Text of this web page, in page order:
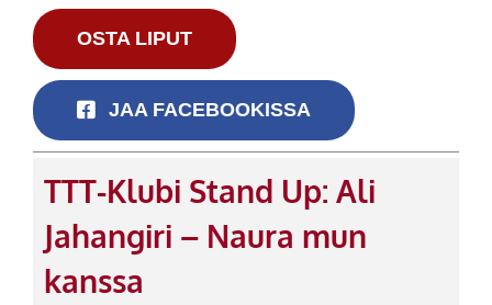
OSTA LIPUT
JAA FACEBOOKISSA
TTT-Klubi Stand Up: Ali
Jahangiri – Naura mun
kanssa